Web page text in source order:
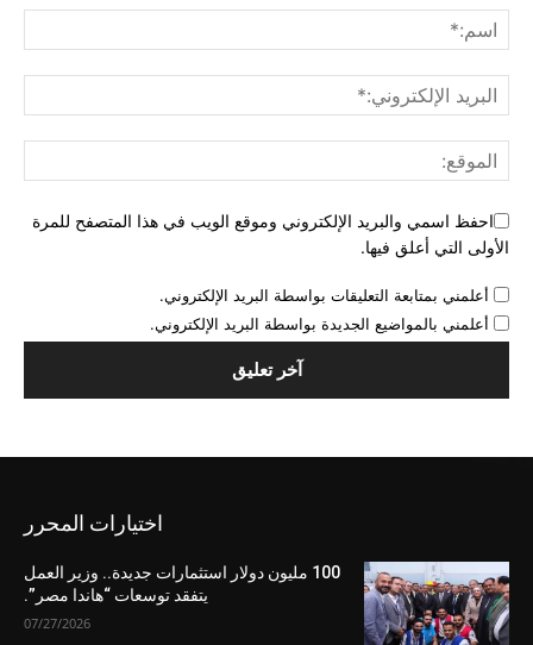
احفظ اسمي والبريد الإلكتروني وموقع الويب في هذا المتصفح للمرة
الأولى التي أعلق فيها.
أعلمني بمتابعة التعليقات بواسطة البريد الإلكتروني.
أعلمني بالمواضيع الجديدة بواسطة البريد الإلكتروني.
اختيارات المحرر
100 مليون دولار استثمارات جديدة.. وزير العمل
يتفقد توسعات “هاندا مصر”.
07/27/2026